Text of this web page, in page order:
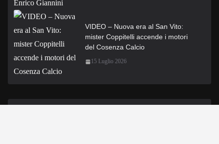
VIDEO – Nuova era al San Vito:
mister Coppitelli accende i motori
del Cosenza Calcio
15 Luglio 2026